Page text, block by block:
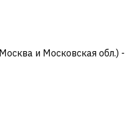
и Московская обл.) -